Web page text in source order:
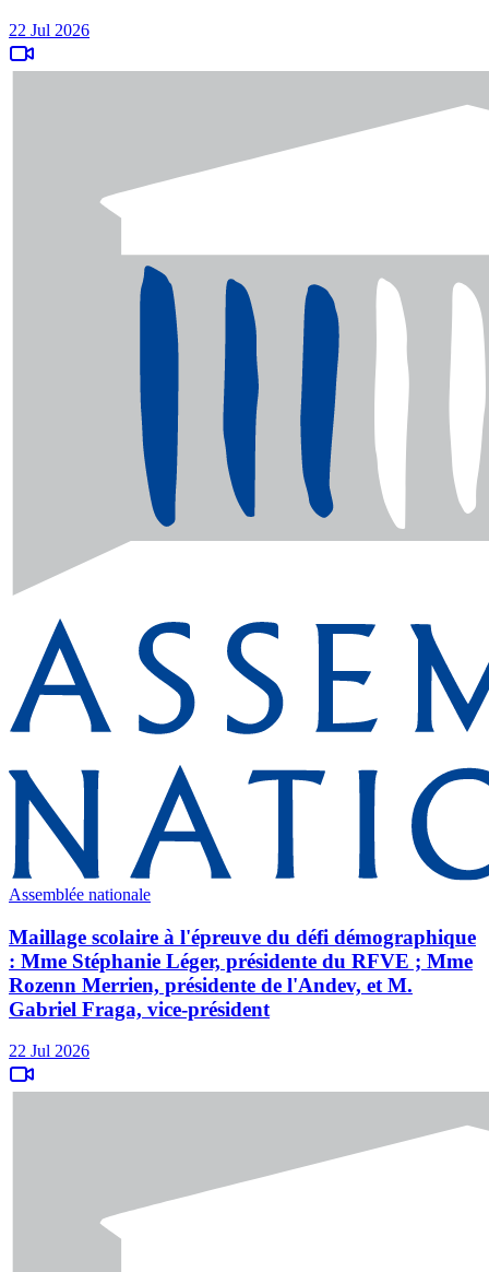
22 Jul 2026
Assemblée nationale
Maillage scolaire à l'épreuve du défi démographique
: Mme Stéphanie Léger, présidente du RFVE ; Mme
Rozenn Merrien, présidente de l'Andev, et M.
Gabriel Fraga, vice-président
22 Jul 2026